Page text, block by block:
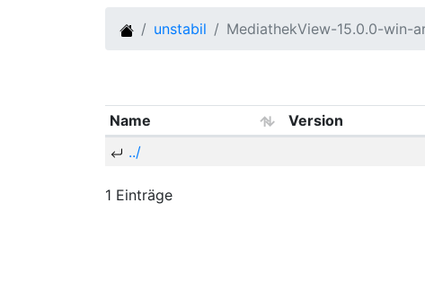
unstabil MediathekView-15.0.0-win-
Name Version
../
1 Einträge